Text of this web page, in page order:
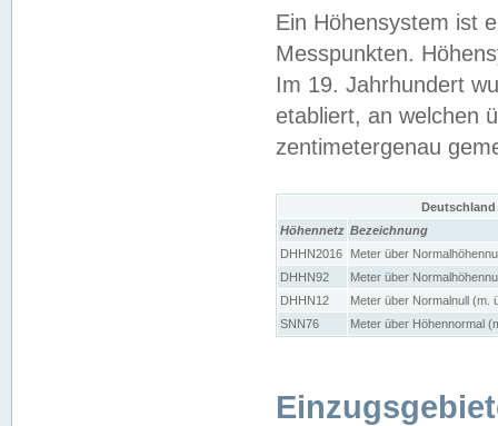
Ein Höhensystem ist
Messpunkten.
Im 19. Jahrhundert
etabliert, an welchen
zentimetergenau
Höhennetz Bezeichnung
DHHN2016
Meter über
DHHN92
Meter über
DHHN12
Meter über Normalnull (m.
SNN76
Meter über Höhennormal